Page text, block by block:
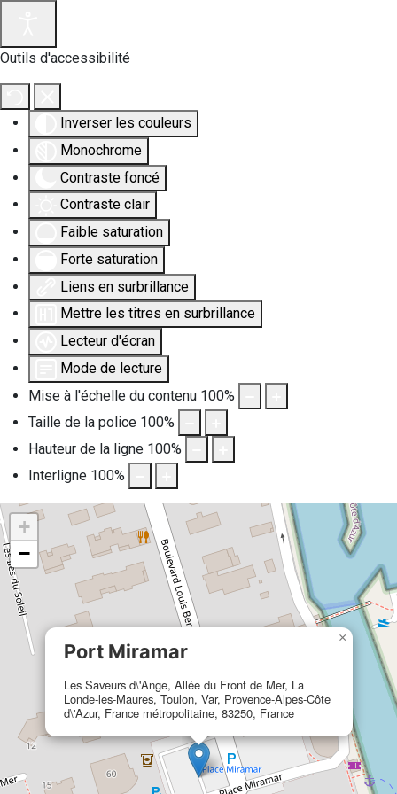
Outils d'accessibilité
Inverser les couleurs
Monochrome
Contraste foncé
Contraste clair
Faible saturation
Forte saturation
Liens en surbrillance
Mettre les titres en surbrillance
Lecteur d'écran
Mode de lecture
Mise à l'échelle du contenu 100%
Taille de la police 100%
Hauteur de la ligne 100%
Interligne 100%
Port Miramar
Les Saveurs d\'Ange, Allée du Front de Mer, La
Londe-les-Maures, Toulon, Var, Provence-Alpes-Côte
d\'Azur, France métropolitaine, 83250, France
×
+
−